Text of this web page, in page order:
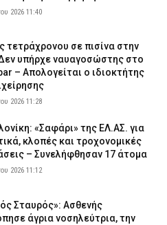
Υπηρεσίας της ΕΛ.ΑΣ.
2026 20:55
Kallithea τίμησαν τη μνήμη του
τη δολοφονία του (εικόνες)
2026 11:40
τετράχρονου σε πισίνα στην
υπήρχε ναυαγοσώστης στο
– Απολογείται ο ιδιοκτήτης
2026 11:28
«Σαφάρι» της ΕΛ.ΑΣ. για
κλοπές και τροχονομικές
– Συνελήφθησαν 17 άτομα
2026 11:12
Σταυρός»: Ασθενής
άγρια νοσηλεύτρια, την